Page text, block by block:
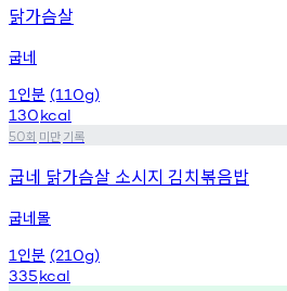
닭가슴살
굽네
1 인분 (110g)
130kcal
50회 미만기록
굽네 닭가슴살 소시지 김치볶음밥
굽네몰
1 인분 (210g)
335kcal